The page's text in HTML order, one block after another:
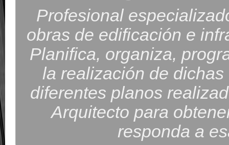
Profesional
obras de edificación e
Planifica, organiza,
la realización de
diferentes planos
Arquitecto para
responda a